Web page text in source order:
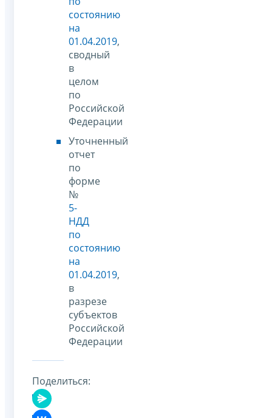
состоянию
на
01.04.2019,
сводный
в
целом
по
Российской
Федерации
Уточненный
отчет
по
форме
№
5-
НДД
по
состоянию
на
01.04.2019,
в
разрезе
субъектов
Российской
Федерации
Поделиться: